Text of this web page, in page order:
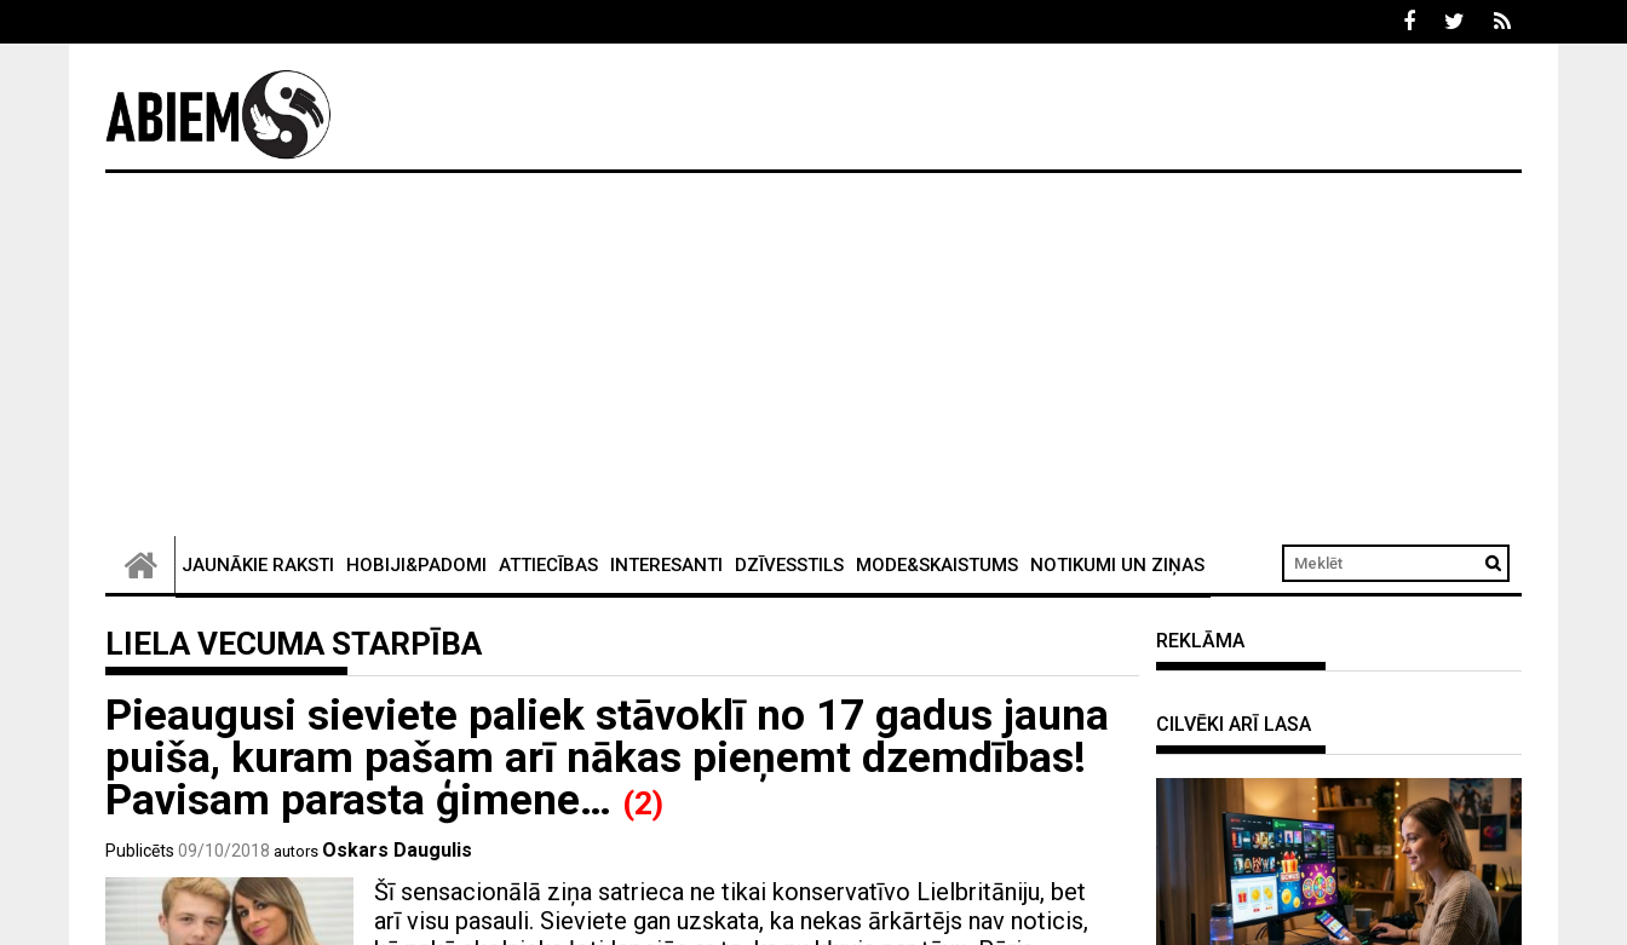
JAUNĀKIE RAKSTI HOBIJI&PADOMI ATTIECĪBAS INTERESANTI DZĪVESSTILS MODE&SKAISTUMS NOTIKUMI UN ZIŅAS
LIELA VECUMA STARPĪBA
Pieaugusi sieviete paliek stāvoklī no 17 gadus jauna
puiša, kuram pašam arī nākas pieņemt dzemdības!
Pavisam parasta ģimene… (2)
Publicēts 09/10/2018 autors Oskars Daugulis
Šī sensacionālā ziņa satrieca ne tikai konservatīvo Lielbritāniju, bet
arī visu pasauli. Sieviete gan uzskata, ka nekas ārkārtējs nav noticis,
REKLĀMA
CILVĒKI ARĪ LASA